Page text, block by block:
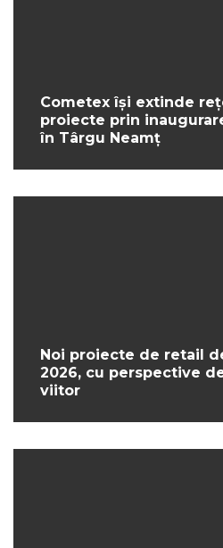
Cometex își extinde
proiecte prin
în Târgu Neamț
Noi proiecte de retail
2026, cu perspective
viitor